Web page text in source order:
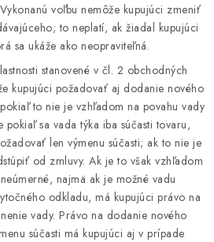
voľbu nemôže kupujúci zmeniť
to neplatí, ak žiadal kupujúci
sa ukáže ako neopraviteľná.
stanovené v čl. 2 obchodných
kupujúci požadovať aj dodanie nového
to nie je vzhľadom na povahu vady
pokiaľ sa vada týka iba súčasti tovaru,
len výmenu súčasti; ak to nie je
od zmluvy. Ak je to však vzhľadom
najmä ak je možné vadu
odkladu, má kupujúci právo na
vady. Právo na dodanie nového
súčasti má kupujúci aj v prípade